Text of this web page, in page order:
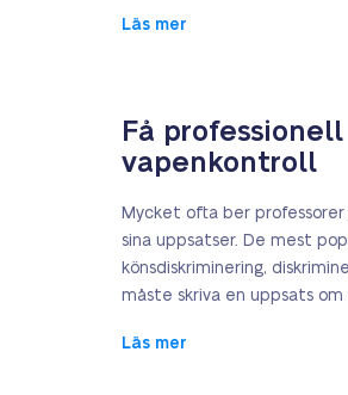
Läs mer
Få
vapenkontroll
Mycket ofta ber
sina uppsatser. De mest
könsdiskriminering,
måste skriva en uppsats
Läs mer